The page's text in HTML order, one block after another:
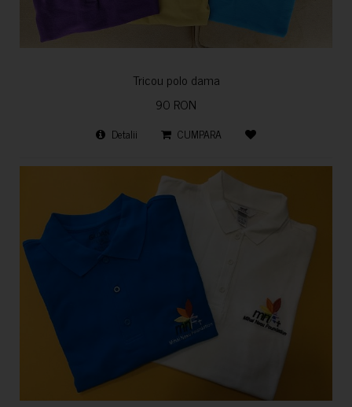
Tricou polo dama
90 RON
Detalii CUMPARA